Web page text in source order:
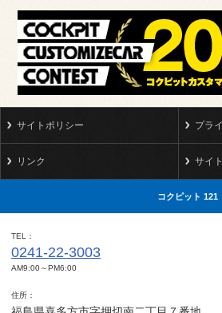
サイトポリシー プラ
リンク サイ
コクピット 121
TEL
0241-22-3003
AM9:00～PM6:00
住所